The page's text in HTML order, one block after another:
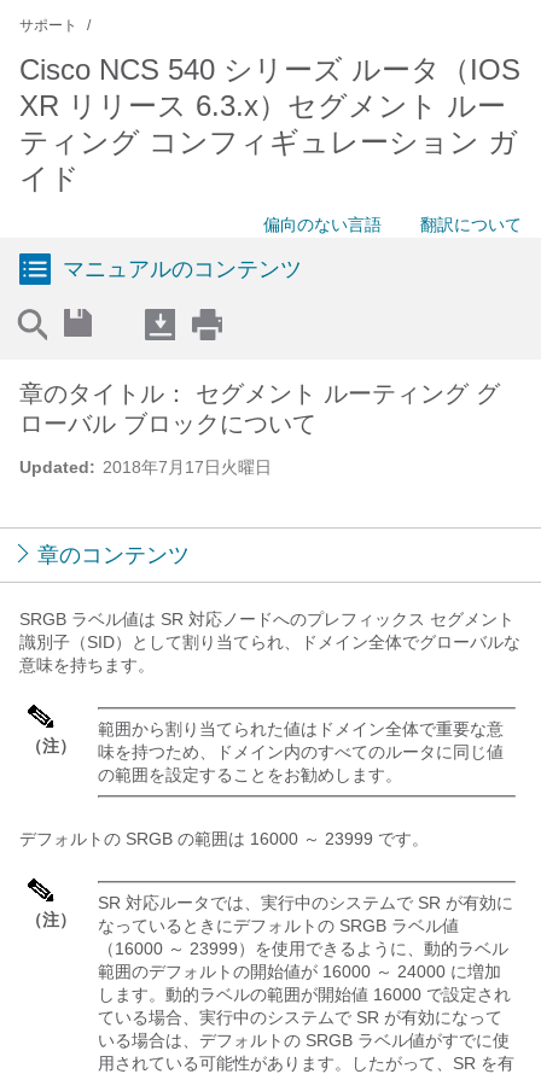
サポート
Cisco NCS 540 シリーズ ルータ（IOS
XR リリース 6.3.x）セグメント ルー
ティング コンフィギュレーション ガ
イド
偏向のない言語 翻訳について
マニュアルのコンテンツ
Updated: 2018年7月17日火曜日
章のタイトル： セグメント ルーティング グ
ローバル ブロックについて
章のコンテンツ
SRGB ラベル値は SR 対応ノードへのプレフィックス セグメント
識別子（SID）として割り当てられ、ドメイン全体でグローバルな
意味を持ちます。
（注）
範囲から割り当てられた値はドメイン全体で重要な意
味を持つため、ドメイン内のすべてのルータに同じ値
の範囲を設定することをお勧めします。
デフォルトの SRGB の範囲は 16000 ～ 23999 です。
（注）
SR 対応ルータでは、実行中のシステムで SR が有効に
なっているときにデフォルトの SRGB ラベル値
（16000 ～ 23999）を使用できるように、動的ラベル
範囲のデフォルトの開始値が 16000 ～ 24000 に増加
します。動的ラベルの範囲が開始値 16000 で設定され
ている場合、実行中のシステムで SR が有効になって
いる場合は、デフォルトの SRGB ラベル値がすでに使
用されている可能性があります。したがって、SR を有